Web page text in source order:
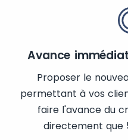
Avance
Proposer le
permettant à vos
faire l'avance du
directement que